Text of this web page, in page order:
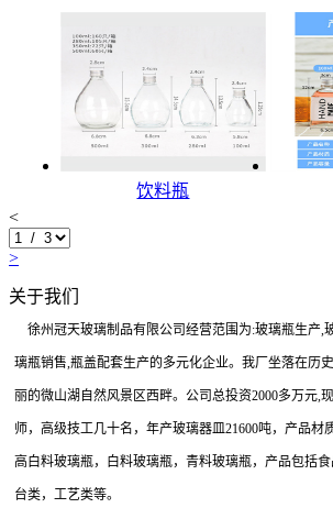
饮料瓶
<
>
关于我们
徐州冠天玻璃制品有限公司经营范围为:玻璃瓶生产,
璃瓶销售,瓶盖配套生产的多元化企业。我厂坐落在历
丽的微山湖自然风景区西畔。公司总投资2000多万元,
师，高级技工几十名，年产玻璃器皿21600吨，产品材
高白料玻璃瓶，白料玻璃瓶，青料玻璃瓶，产品包括
台类，工艺类等。